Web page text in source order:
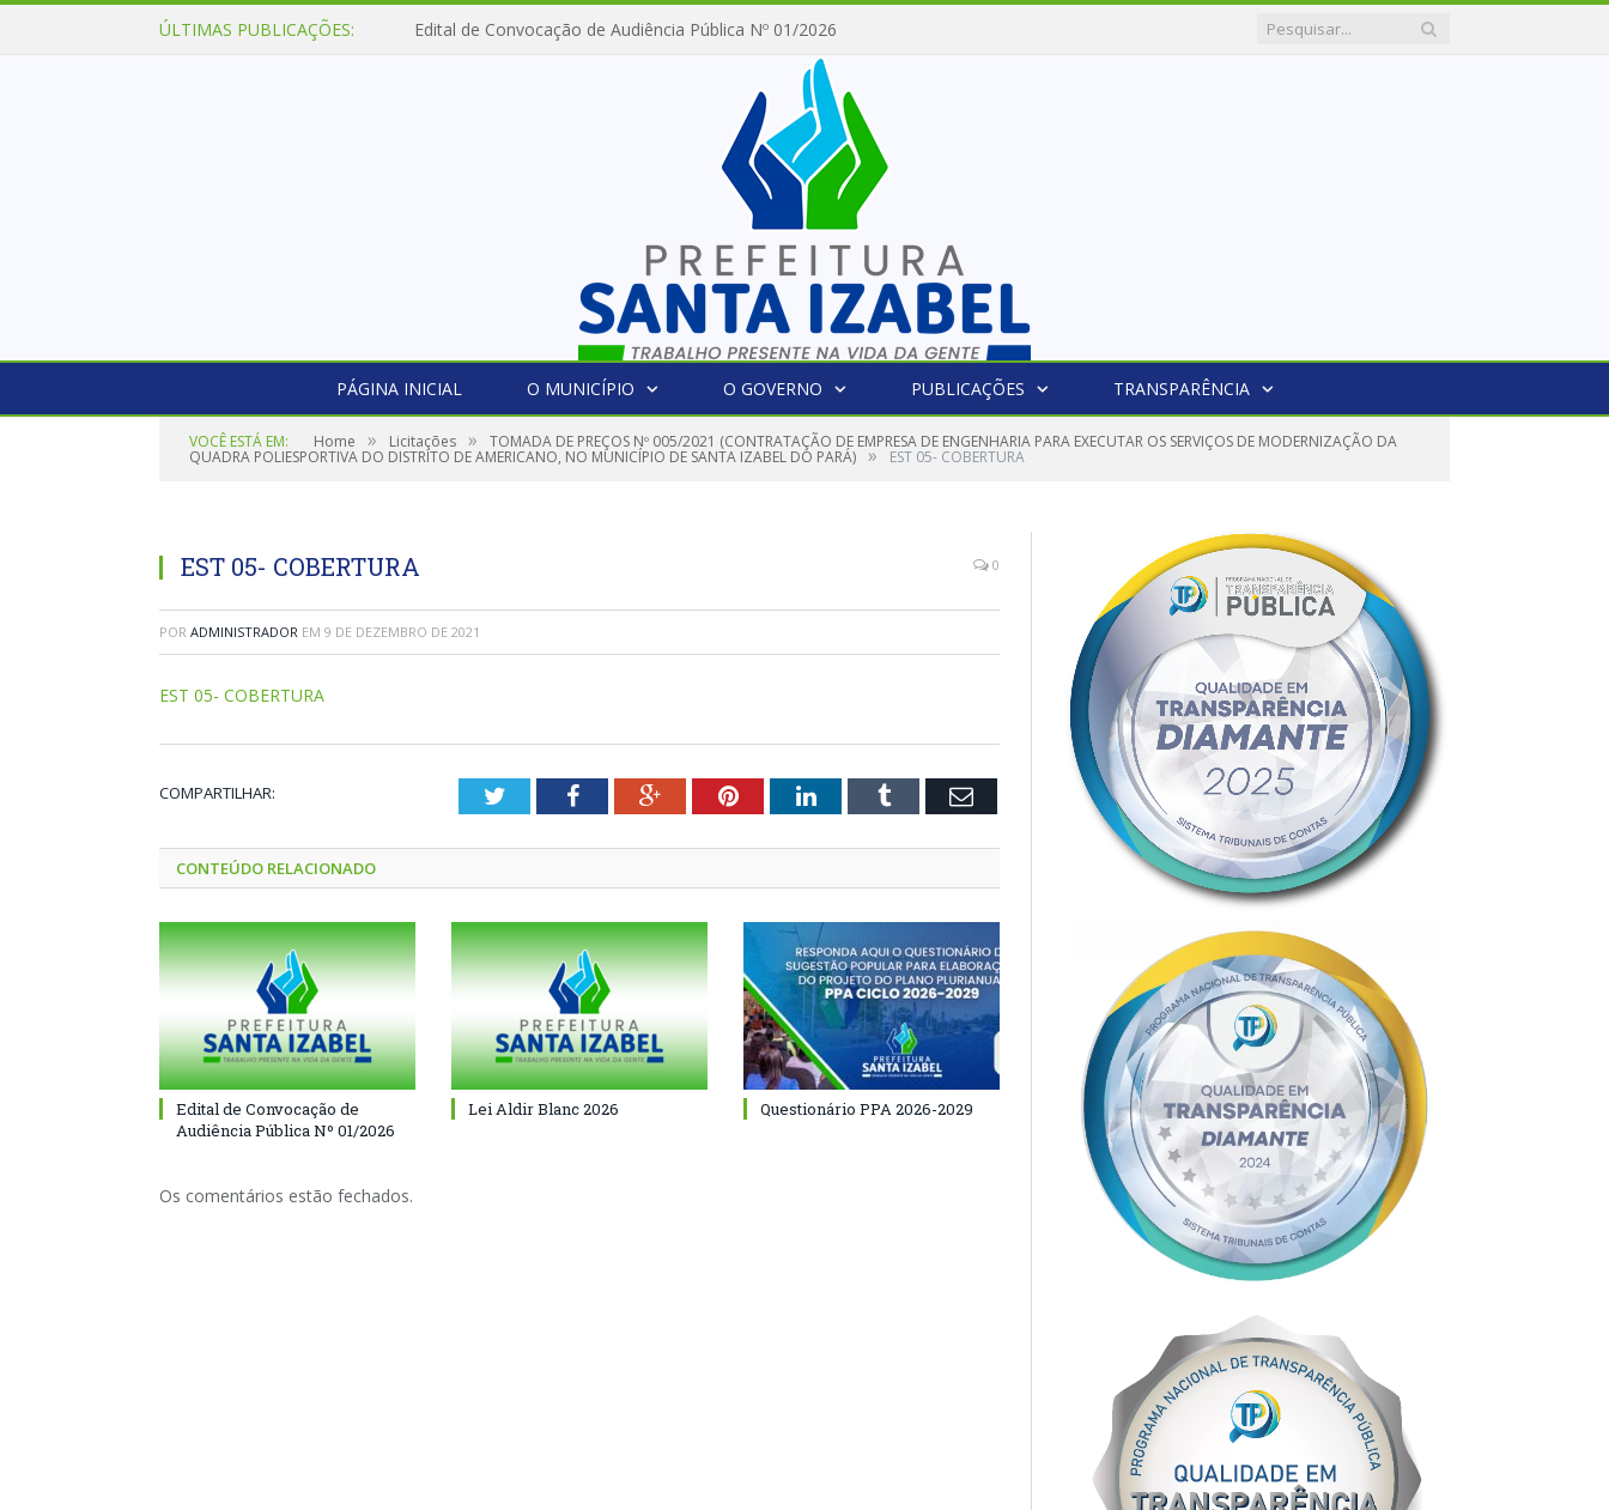
ÚLTIMAS PUBLICAÇÕES: Edital de Convocação de Audiência Pública Nº 01/2026
PÁGINA INICIAL O MUNICÍPIO O GOVERNO PUBLICAÇÕES TRANSPARÊNCIA
VOCÊ ESTÁ EM: Home » Licitações » TOMADA DE PREÇOS Nº 005/2021 (CONTRATAÇÃO DE EMPRESA DE ENGENHARIA PARA EXECUTAR OS SERVIÇOS DE MODERNIZAÇÃO DA
QUADRA POLIESPORTIVA DO DISTRITO DE AMERICANO, NO MUNICÍPIO DE SANTA IZABEL DO PARÁ) » EST 05- COBERTURA
EST 05- COBERTURA 0
POR ADMINISTRADOR EM 9 DE DEZEMBRO DE 2021
EST 05- COBERTURA
COMPARTILHAR: TwitterFacebookGoogle+PinterestLinkedInTumblr Email
CONTEÚDO RELACIONADO
Edital de Convocação de
Audiência Pública Nº 01/2026
Lei Aldir Blanc 2026 Questionário PPA 2026-2029
Os comentários estão fechados.